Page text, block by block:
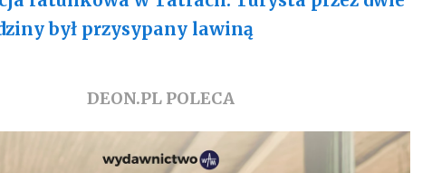
był przysypany lawiną
DEON.PL POLECA